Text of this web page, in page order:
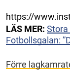
https://
LÄS MER:
Fotbollsgalan:
Förre